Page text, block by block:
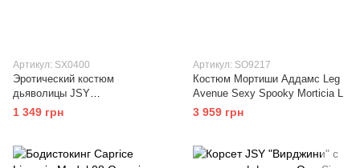
Артикул: SX0400
Эротический костюм
дьяволицы JSY
«Искусительница Джен» One
Size, топ, юбка, трусики,
1 349 грн
Артикул: SO9217
Костюм Мортиши Аддамс Leg
Avenue Sexy Spooky Morticia L
3 959 грн